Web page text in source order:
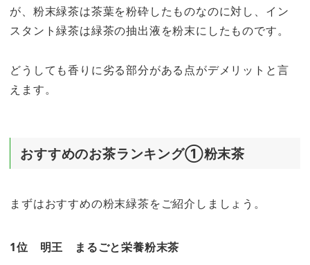
が、粉末緑茶は茶葉を粉砕したものなのに対し、イン
スタント緑茶は緑茶の抽出液を粉末にしたものです。
どうしても香りに劣る部分がある点がデメリットと言
えます。
おすすめのお茶ランキング①粉末茶
まずはおすすめの粉末緑茶をご紹介しましょう。
1位 明王 まるごと栄養粉末茶